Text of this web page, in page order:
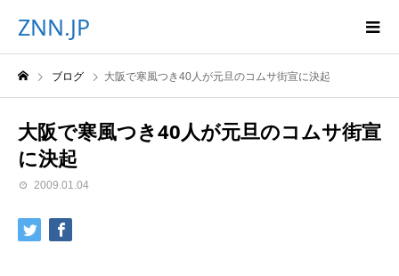
ZNN.JP
ブログ 大阪で寒風つき40人が元旦のコムサ街宣に決起
大阪で寒風つき40人が元旦のコムサ街宣
に決起
2009.01.04